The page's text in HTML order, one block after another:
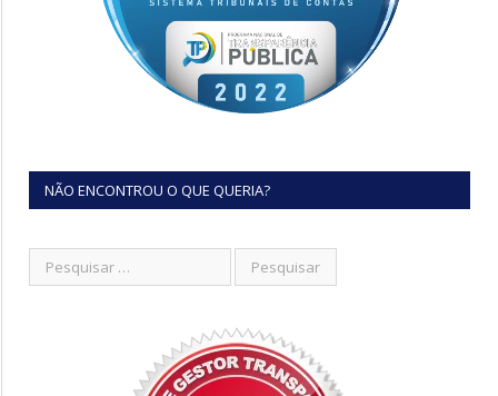
NÃO ENCONTROU O QUE QUERIA?